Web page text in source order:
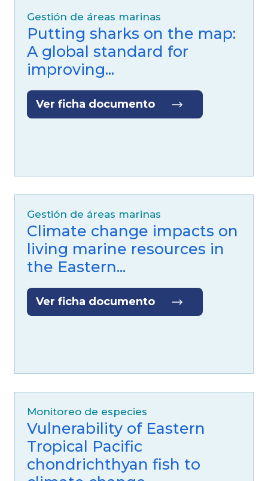
Putting sharks on the map:
A global standard for
improving...
Ver ficha documento
Climate change impacts on
living marine resources in
the Eastern...
Vulnerability of Eastern
Tropical Pacific
chondrichthyan fish to
climate change